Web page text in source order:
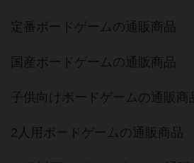
定番ボードゲームの通販商品
国産ボードゲームの通販商品
子供向けボードゲームの通販商
2人用ボードゲームの通販商品